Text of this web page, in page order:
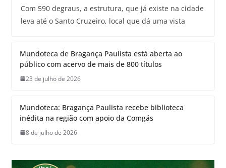
Com 590 degraus, a estrutura, que já existe na cidade
leva até o Santo Cruzeiro, local que dá uma vista
Mundoteca de Bragança Paulista está aberta ao
público com acervo de mais de 800 títulos
23 de julho de 2026
Mundoteca: Bragança Paulista recebe biblioteca
inédita na região com apoio da Comgás
8 de julho de 2026